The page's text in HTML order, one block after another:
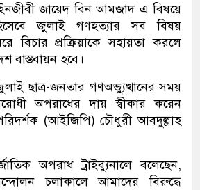
জায়েদ বিন আমজাদ এ বিষয়ে
জুলাই গণহত্যার সব বিষয়
বিচার প্রক্রিয়াকে সহায়তা করলে
বাস্তবায়ন হবে।
ছাত্র-জনতার গণঅভ্যুত্থানের সময়
অপরাধের দায় স্বীকার করেন
(আইজিপি) চৌধুরী আবদুল্লাহ
অপরাধ ট্রাইব্যুনালে বলেছেন,
চলাকালে আমাদের বিরুদ্ধে